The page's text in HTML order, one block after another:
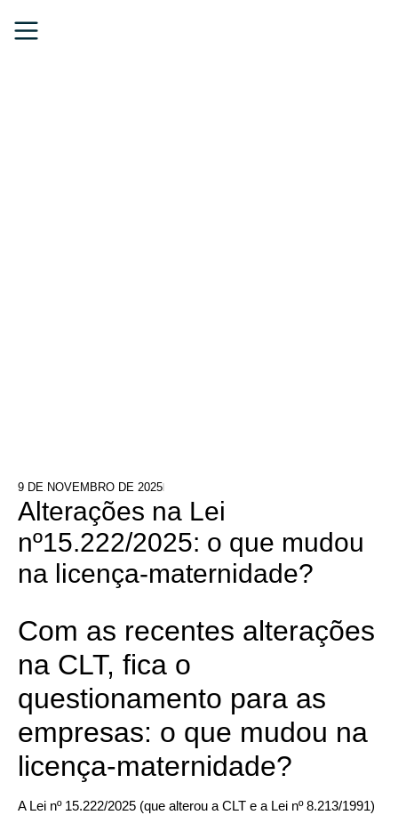
9 DE NOVEMBRO DE 2025
Alterações na Lei
nº15.222/2025: o que mudou
na licença-maternidade?
Com as recentes alterações
na CLT, fica o
questionamento para as
empresas: o que mudou na
licença-maternidade?
A Lei nº 15.222/2025 (que alterou a CLT e a Lei nº 8.213/1991)